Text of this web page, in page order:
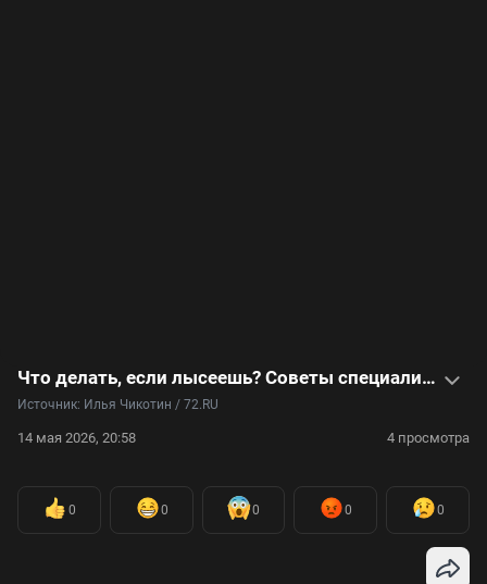
Что делать, если лысеешь? Советы специалиста по волосам — видео
Источник: Илья Чикотин / 72.RU
14 мая 2026, 20:58 4 просмотра
0 0 0 0 0